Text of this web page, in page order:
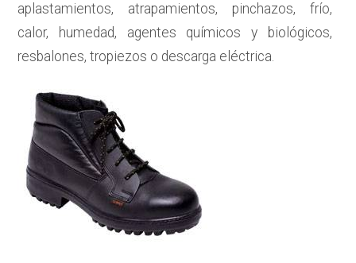
aplastamientos, atrapamientos, pinchazos, frío,
calor, humedad, agentes químicos y biológicos,
resbalones, tropiezos o descarga eléctrica.